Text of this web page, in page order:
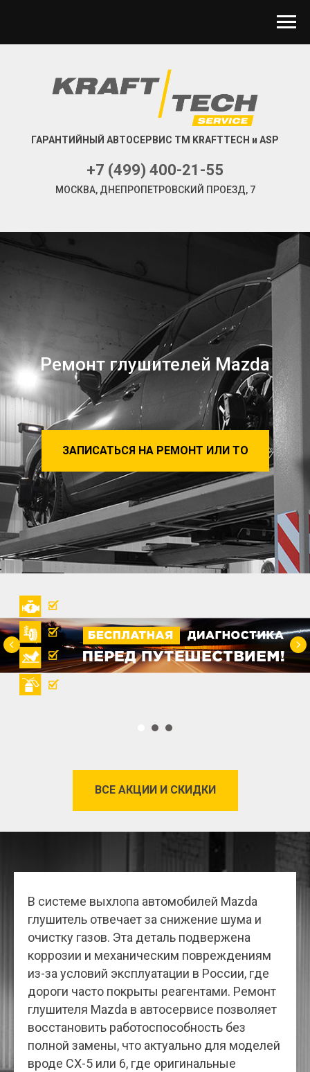
ГАРАНТИЙНЫЙ АВТОСЕРВИС ТМ KRAFTTECH и ASP
+7 (499) 400-21-55
МОСКВА, ДНЕПРОПЕТРОВСКИЙ ПРОЕЗД, 7
Ремонт глушителей Mazda
ЗАПИСАТЬСЯ НА РЕМОНТ ИЛИ ТО
ВСЕ АКЦИИ И СКИДКИ
В системе выхлопа автомобилей Mazda
глушитель отвечает за снижение шума и
очистку газов. Эта деталь подвержена
коррозии и механическим повреждениям
из-за условий эксплуатации в России, где
дороги часто покрыты реагентами. Ремонт
глушителя Mazda в автосервисе позволяет
восстановить работоспособность без
полной замены, что актуально для моделей
вроде CX-5 или 6, где оригинальные